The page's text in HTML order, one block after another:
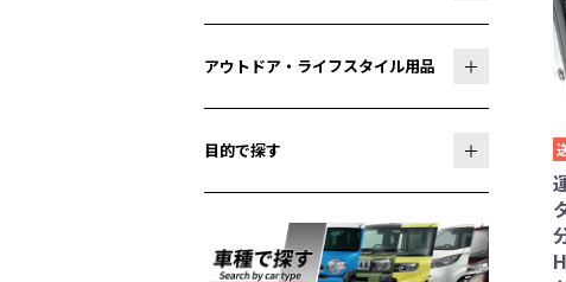
アウトドア・ライフスタイル用品
目的で探す